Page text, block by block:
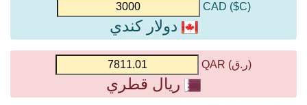
(C$) CAD
دولار كندي
(ر.ق) QAR
ريال قطري